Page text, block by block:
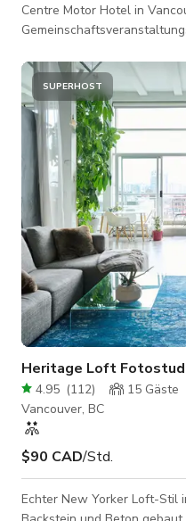
Centre Motor Hotel in Vancouver, BC.
Yoga- und Tanzkurse,
Wir freuen uns darauf, Sie
begrüßen. Kein mitgebrachtes Alkohol erlaubt. Bitte
kontaktieren Sie den
SUPERHOST
Heritage Loft
4.95 (112) 15 Gäste
Vancouver, BC
$90 CAD/Std.
Echter New Yorker Loft-Stil